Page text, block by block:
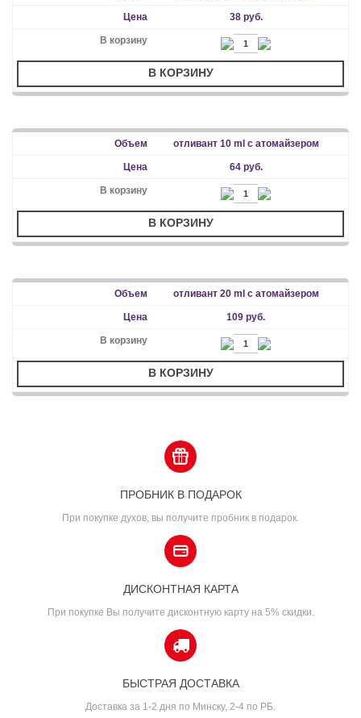
38 руб.
В КОРЗИНУ
отливант 10 ml с атомайзером
64 руб.
В КОРЗИНУ
отливант 20 ml с атомайзером
109 руб.
В КОРЗИНУ
ПРОБНИК В ПОДАРОК
При покупке духов, вы получите пробник в подарок.
ДИСКОНТНАЯ КАРТА
При покупке Вы получите дисконтную карту на 5% скидки.
БЫСТРАЯ ДОСТАВКА
Доставка за 1-2 дня по Минску, 2-4 по РБ.